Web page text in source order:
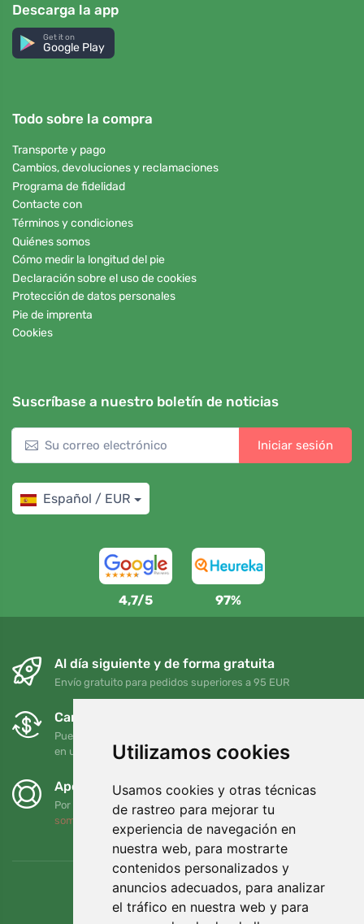
Utilizamos cookies
Usamos cookies y otras técnicas
de rastreo para mejorar tu
experiencia de navegación en
nuestra web, para mostrarte
contenidos personalizados y
anuncios adecuados, para analizar
el tráfico en nuestra web y para
Descarga la app
Get it on
Google Play
Todo sobre la compra
Transporte y pago
Cambios, devoluciones y reclamaciones
Programa de fidelidad
Contacte con
Términos y condiciones
Quiénes somos
Cómo medir la longitud del pie
Declaración sobre el uso de cookies
Protección de datos personales
Pie de imprenta
Cookies
Suscríbase a nuestro boletín de noticias
Iniciar sesión
Español / EUR
4,7/5 97%
Al día siguiente y de forma gratuita
Envío gratuito para pedidos superiores a 95 EUR
Cambios y devoluciones gratuitos
Puede devolver o cambiar su pedido en cualquier momento
en un plazo de 90 días
Apoyamos a Trees.org
Por cada pedido plantamos un árbol. Leer más
somos